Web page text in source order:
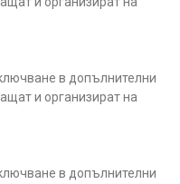
в допълнителни
и организират на
в допълнителни